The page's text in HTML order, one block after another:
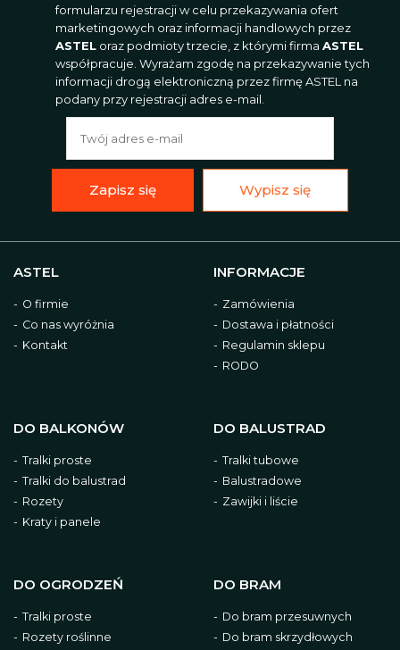
ASTEL
O firmie
Co nas wyróżnia
Kontakt
INFORMACJE
Zamówienia
Dostawa i płatności
Regulamin sklepu
RODO
DO BALKONÓW
Tralki proste
Tralki do balustrad
Rozety
Kraty i panele
DO BALUSTRAD
Tralki tubowe
Balustradowe
Zawijki i liście
DO OGRODZEŃ
Tralki proste
Rozety roślinne
DO BRAM
Do bram przesuwnych
Do bram skrzydłowych
formularzu rejestracji w celu przekazywania ofert
marketingowych oraz informacji handlowych przez
ASTEL oraz podmioty trzecie, z którymi firma ASTEL
współpracuje. Wyrażam zgodę na przekazywanie tych
informacji drogą elektroniczną przez firmę ASTEL na
podany przy rejestracji adres e-mail.
Zapisz się Wypisz się